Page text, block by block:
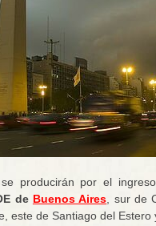
se producirán por el
de Buenos Aires , sur de
este de Santiago del